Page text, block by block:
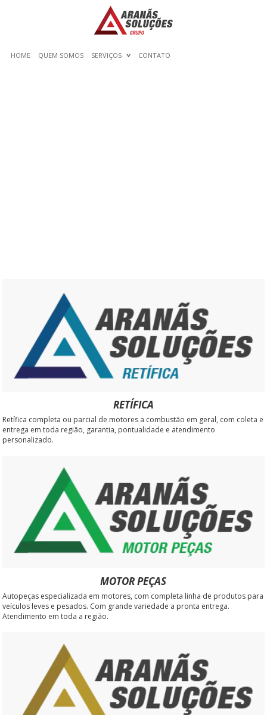
HOME QUEM SOMOS SERVIÇOS CONTATO
RETÍFICA
Retífica completa ou parcial de motores a combustão em geral, com coleta e
entrega em toda região, garantia, pontualidade e atendimento
personalizado.
MOTOR PEÇAS
Autopeças especializada em motores, com completa linha de produtos para
veículos leves e pesados. Com grande variedade a pronta entrega.
Atendimento em toda a região.